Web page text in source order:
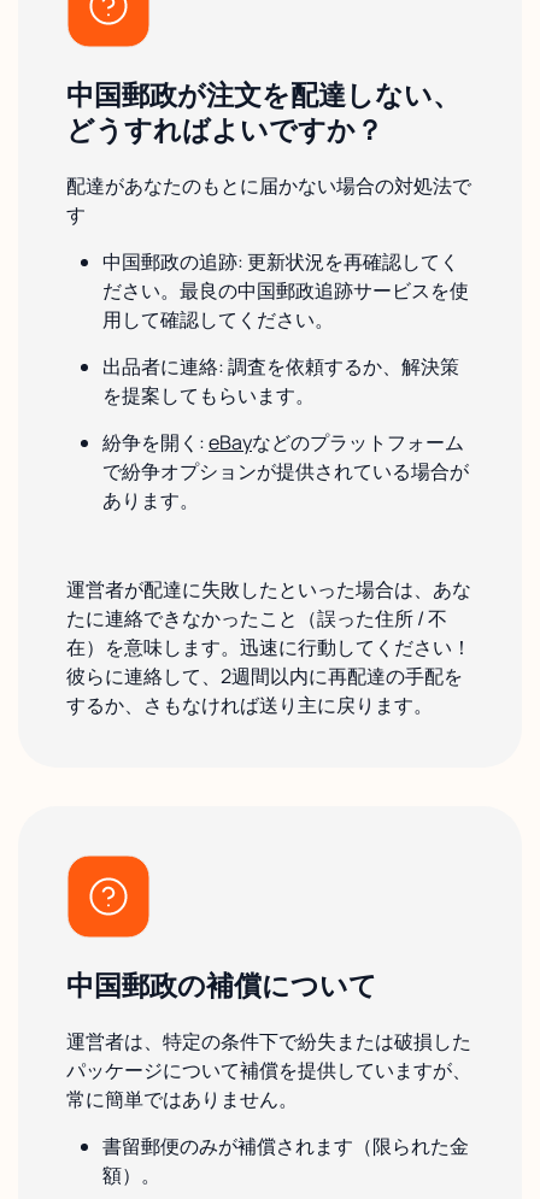
中国郵政が注文を配達しない、
どうすればよいですか？
配達があなたのもとに届かない場合の対処法で
す
中国郵政の追跡: 更新状況を再確認してく
ださい。最良の中国郵政追跡サービスを使
用して確認してください。
出品者に連絡: 調査を依頼するか、解決策
を提案してもらいます。
紛争を開く:eBayなどのプラットフォーム
で紛争オプションが提供されている場合が
あります。
運営者が配達に失敗したといった場合は、あな
たに連絡できなかったこと（誤った住所 / 不
在）を意味します。迅速に行動してください！
彼らに連絡して、2週間以内に再配達の手配を
するか、さもなければ送り主に戻ります。
中国郵政の補償について
運営者は、特定の条件下で紛失または破損した
パッケージについて補償を提供していますが、
常に簡単ではありません。
書留郵便のみが補償されます（限られた金
額）。